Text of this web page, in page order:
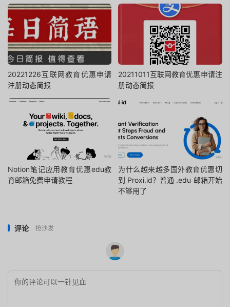
20221226互联网教育优惠申请
注册动态简报
20211011互联网教育优惠申请注
册动态简报
Notion笔记应用教育优惠edu教
育邮箱免费申请教程
为什么越来越多国外教育优惠切
到 Proxi.id？普通 .edu 邮箱开始
不够用了
评论 抢沙发